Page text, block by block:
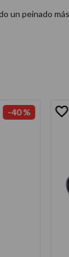
un peinado
-40 %